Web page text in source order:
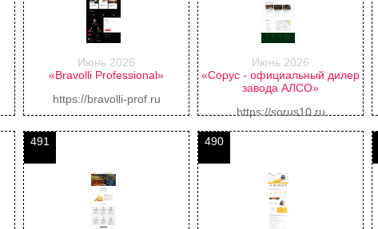
Июнь 2026
«Bravolli Professional»
https://bravolli-prof.ru
Июнь 2026
«Сорус - официальный дилер
завода АЛСО»
https://sorus10.ru
491 490